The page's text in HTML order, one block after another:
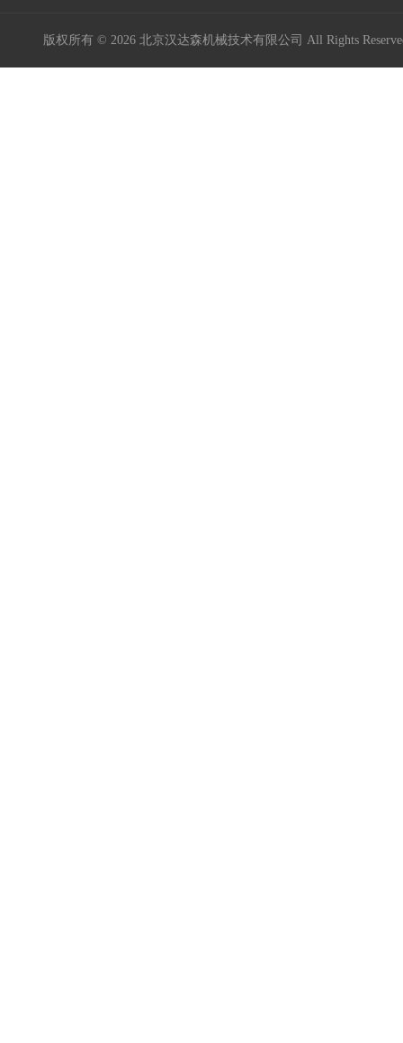
版权所有 © 2026 北京汉达森机械技术有限公司 All Rights